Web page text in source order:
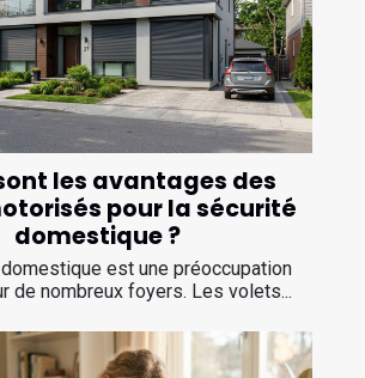
les avantages des
pour la sécurité
domestique ?
est une préoccupation
de nombreux foyers. Les volets...